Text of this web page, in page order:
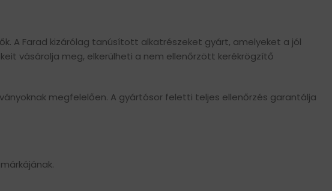
A Farad kizárólag tanúsított alkatrészeket gyárt, amelyeket a jól
vásárolja meg, elkerülheti a nem ellenőrzött kerékrögzítő
megfelelően. A gyártósor feletti teljes ellenőrzés garantálja